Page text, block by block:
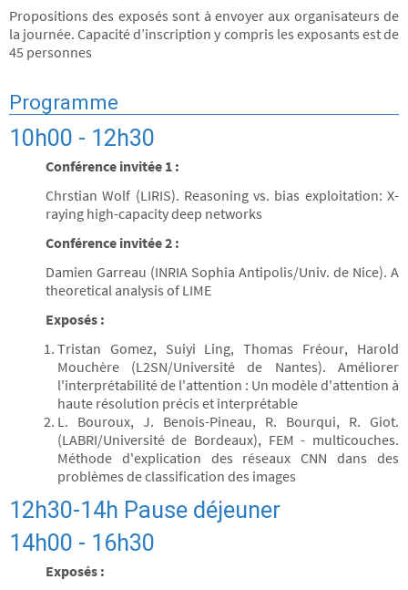
Propositions des exposés sont à envoyer aux organisateurs de
la journée. Capacité d’inscription y compris les exposants est de
45 personnes
Programme
10h00 - 12h30
Conférence invitée 1 :
Chrstian Wolf (LIRIS). Reasoning vs. bias exploitation: X-
raying high-capacity deep networks
Conférence invitée 2 :
Damien Garreau (INRIA Sophia Antipolis/Univ. de Nice). A
theoretical analysis of LIME
Exposés :
Tristan Gomez, Suiyi Ling, Thomas Fréour, Harold
Mouchère (L2SN/Université de Nantes). Améliorer
l'interprétabilité de l'attention : Un modèle d'attention à
haute résolution précis et interprétable
L. Bouroux, J. Benois-Pineau, R. Bourqui, R. Giot.
(LABRI/Université de Bordeaux), FEM - multicouches.
Méthode d'explication des réseaux CNN dans des
problèmes de classification des images
12h30-14h Pause déjeuner
14h00 - 16h30
Exposés :